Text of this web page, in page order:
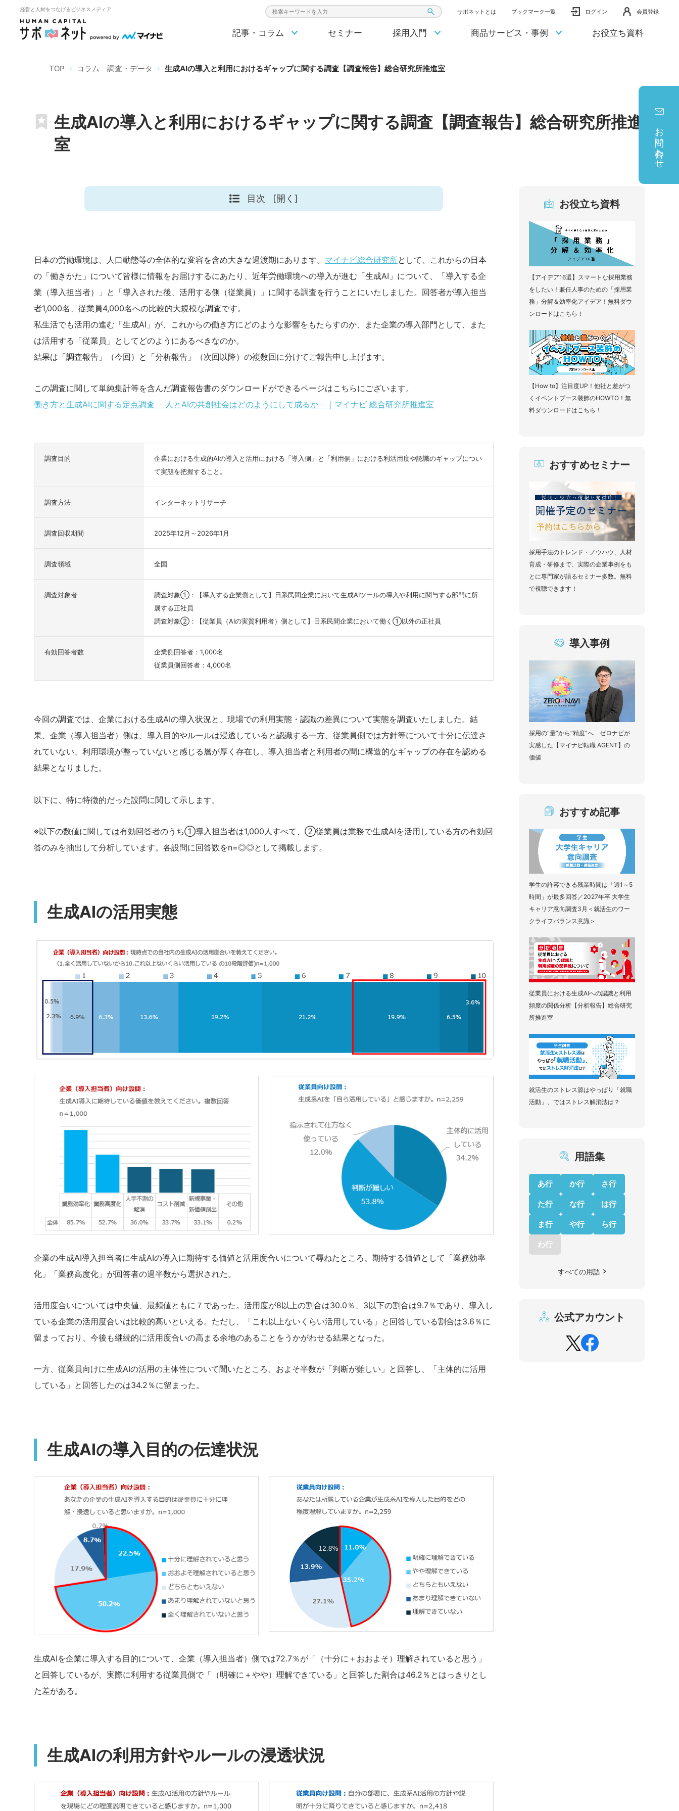
経営と人材をつなげるビジネスメディア
検索キーワード入力 サポネットとは ブックマーク一覧 ログイン 会員登録
記事・コラム セミナー 採用入門 商品サービス・事例 お役立ち資料
お問い合わせ
TOP コラム 調査・データ 生成AIの導入と利用におけるギャップに関する調査【調査報告】総合研究所推進室
生成AIの導入と利用におけるギャップに関する調査【調査報告】総合研究所推進
室
目次 [開く]
日本の労働環境は、人口動態等の全体的な変容を含め大きな過渡期にあります。 マイナビ総合研究所として、これからの日本
の「働きかた」について皆様に情報をお届けするにあたり、近年労働環境への導入が進む「生成AI」について、「導入する企
業（導入担当者）」と「導入された後、活用する側（従業員）」に関する調査を行うことにいたしました。回答者が導入担当
者1,000名、従業員4,000名への比較的大規模な調査です。
私生活でも活用の進む「生成AI」が、これからの働き方にどのような影響をもたらすのか、また企業の導入部門として、また
は活用する「従業員」としてどのようにあるべきなのか。
結果は「調査報告」（今回）と「分析報告」（次回以降）の複数回に分けてご報告申し上げます。
この調査に関して単純集計等を含んだ調査報告書のダウンロードができるページはこちらにございます。
働き方と生成AIに関する定点調査 －人とAIの共創社会はどのようにして成るか－｜マイナビ 総合研究所推進室
調査目的
企業における生成的AIの導入と活用における「導入側」と「利用側」における利活用度や認識のギャップについ
て実態を把握すること。
調査方法 インターネットリサーチ
調査回収期間 2025年12月～2026年1月
調査領域 全国
調査対象者
調査対象①：【導入する企業側として】日系民間企業において生成AIツールの導入や利用に関与する部門に所
属する正社員
調査対象②：【従業員（AIの実質利用者）側として】日系民間企業において働く①以外の正社員
有効回答者数
企業側回答者：1,000名
従業員側回答者：4,000名
今回の調査では、企業における生成AIの導入状況と、現場での利用実態・認識の差異について実態を調査いたしました。結
果、企業（導入担当者）側は、導入目的やルールは浸透していると認識する一方、従業員側では方針等について十分に伝達さ
れていない、利用環境が整っていないと感じる層が厚く存在し、導入担当者と利用者の間に構造的なギャップの存在を認める
結果となりました。
以下に、特に特徴的だった設問に関して示します。
※以下の数値に関しては有効回答者のうち①導入担当者は1,000人すべて、②従業員は業務で生成AIを活用している方の有効回
答のみを抽出して分析しています。各設問に回答数をn=◎◎として掲載します。
生成AIの活用実態
企業の生成AI導入担当者に生成AIの導入に期待する価値と活用度合いについて尋ねたところ、期待する価値として「業務効率
化」「業務高度化」が回答者の過半数から選択された。
活用度合いについては中央値、最頻値ともに７であった。活用度が8以上の割合は30.0％、3以下の割合は9.7％であり、導入し
ている企業の活用度合いは比較的高いといえる。ただし、「これ以上ないくらい活用している」と回答している割合は3.6％に
留まっており、今後も継続的に活用度合いの高まる余地のあることをうかがわせる結果となった。
一方、従業員向けに生成AIの活用の主体性について聞いたところ、およそ半数が「判断が難しい」と回答し、「主体的に活用
している」と回答したのは34.2％に留まった。
生成AIの導入目的の伝達状況
生成AIを企業に導入する目的について、企業（導入担当者）側では72.7％が「（十分に＋おおよそ）理解されていると思う」
と回答しているが、実際に利用する従業員側で「（明確に＋やや）理解できている」と回答した割合は46.2％とはっきりとし
た差がある。
生成AIの利用方針やルールの浸透状況
お役立ち資料
【アイデア16選】スマートな採用業務
をしたい！兼任人事のための「採用業
務」分解＆効率化アイデア！無料ダウ
ンロードはこちら！
【How to】注目度UP！他社と差がつ
くイベントブース装飾のHOWTO！無
料ダウンロードはこちら！
おすすめセミナー
採用手法のトレンド・ノウハウ、人材
育成・研修まで、実際の企業事例をも
とに専門家が語るセミナー多数。無料
で視聴できます！
導入事例
採用の“量”から“精度”へ ゼロナビが
実感した【マイナビ転職 AGENT】の
価値
おすすめ記事
学生の許容できる残業時間は「週1～5
時間」が最多回答／2027年卒 大学生
キャリア意向調査3月＜就活生のワー
クライフバランス意識＞
従業員における生成AIへの認識と利用
頻度の関係分析【分析報告】総合研究
所推進室
就活生のストレス源はやっぱり「就職
活動」、ではストレス解消法は？
用語集
あ行 か行 さ行
た行 な行 は行
ま行 や行 ら行
わ行
すべての用語
公式アカウント